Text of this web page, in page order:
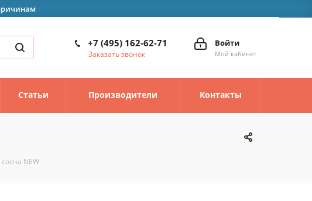
Войти
Мой кабинет
+7 (495) 162-62-71
Заказать звонок
Статьи Производители Контакты
NEW